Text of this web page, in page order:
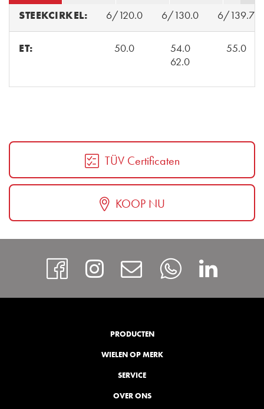
STEEKCIRKEL: 6/120.0 6/130.0 6/139.7
ET: 50.0
54.0
62.0
55.0
TÜV Certificaten
KOOP NU
https://
Instagram
Contact
PRODUCTEN
WIELEN OP MERK
SERVICE
OVER ONS